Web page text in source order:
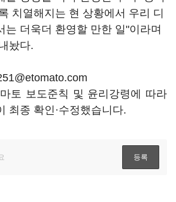
치열해지는 현 상황에서 우리 디
는 더욱더 환영할 만한 일"이라며
놨다.
토 보도준칙 및 윤리강령에 따라
최종 확인·수정했습니다.